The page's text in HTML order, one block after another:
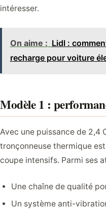
intéresser.
On aime : Lidl :
recharge pour voiture
Modèle 1 :
Avec une puissance de 2,4
tronçonneuse thermique
coupe intensifs. Parmi ses
Une chaîne de qualité
Un système anti-